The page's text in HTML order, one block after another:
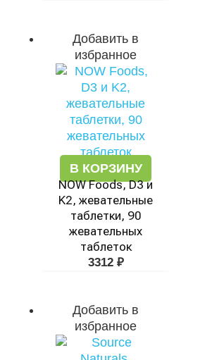
Добавить в
избранное
В КОРЗИНУ
NOW Foods, D3 и
K2, жевательные
таблетки, 90
жевательных
таблеток
3312 ₽
Добавить в
избранное